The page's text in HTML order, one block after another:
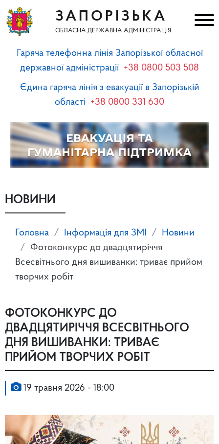
ЗАПОРІЗЬКА
ОБЛАСНА ДЕРЖАВНА АДМІНІСТРАЦІЯ
Гаряча телефонна лінія Запорізької обласної
державної адміністрації +38 0800 503 508
Єдина гаряча лінія з евакуації в Запорізькій
області +38 0800 331 630
НОВИНИ
Головна Інформація для ЗМІ
Новини
Фотоконкурс до двадцятиріччя
Всесвітнього дня вишиванки: триває прийом
творчих робіт
ФОТОКОНКУРС ДО
ДВАДЦЯТИРІЧЧЯ ВСЕСВІТНЬОГО
ДНЯ ВИШИВАНКИ: ТРИВАЄ
ПРИЙОМ ТВОРЧИХ РОБІТ
19 травня 2026 - 18:00